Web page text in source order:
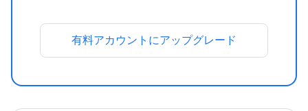
有料アカウントにアップグレード